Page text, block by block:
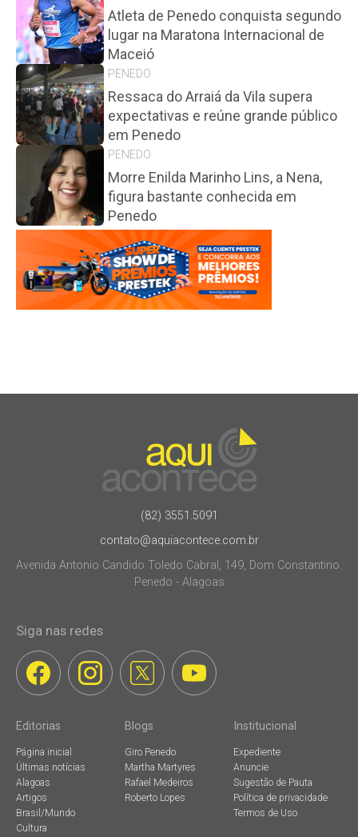
Atleta de Penedo conquista segundo
lugar na Maratona Internacional de
Maceió
PENEDO
Ressaca do Arraiá da Vila supera
expectativas e reúne grande público
em Penedo
PENEDO
Morre Enilda Marinho Lins, a Nena,
figura bastante conhecida em
Penedo
(82) 3551.5091
contato@aquiacontece.com.br
Avenida Antonio Candido Toledo Cabral, 149, Dom Constantino.
Penedo - Alagoas
Siga nas redes
Editorias
Página inicial
Últimas notícias
Alagoas
Artigos
Brasil/Mundo
Cultura
Blogs
Giro Penedo
Martha Martyres
Rafael Medeiros
Roberto Lopes
Institucional
Expediente
Anuncie
Sugestão de Pauta
Política de privacidade
Termos de Uso